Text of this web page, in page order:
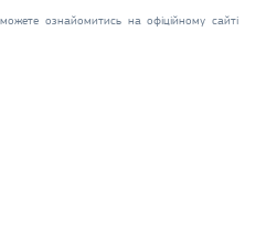
ознайомитись на офіційному сайті